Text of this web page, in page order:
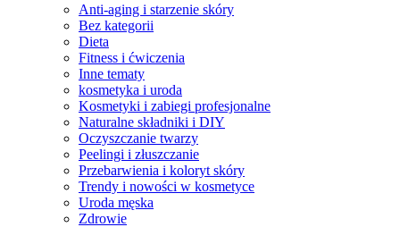
Anti-aging i starzenie skóry
Bez kategorii
Dieta
Fitness i ćwiczenia
Inne tematy
kosmetyka i uroda
Kosmetyki i zabiegi profesjonalne
Naturalne składniki i DIY
Oczyszczanie twarzy
Peelingi i złuszczanie
Przebarwienia i koloryt skóry
Trendy i nowości w kosmetyce
Uroda męska
Zdrowie